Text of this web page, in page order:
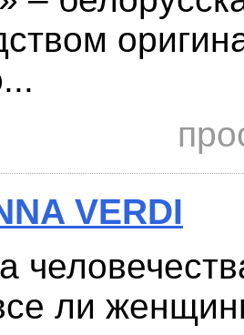
VERDI
ли